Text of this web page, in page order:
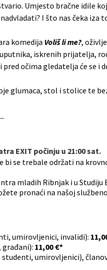
Umjesto bračne idile
I što nas čeka iza
komedija Voliš li me?,
iskrenih prijatelja,
pred očima gledatelja će se i
glumaca, stol i stolice te
EXIT počinju u 21:00 sat.
bi se trebale održati na
mladih Ribnjak i u Studiju
pronaći na našoj
umirovljenici, invalidi):
11,00 €*
umirovljenici), članovi